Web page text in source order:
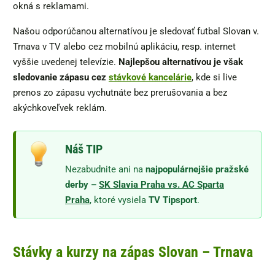
okná s reklamami.
Našou odporúčanou alternatívou je sledovať futbal Slovan v.
Trnava v TV alebo cez mobilnú aplikáciu, resp. internet
vyššie uvedenej televízie. Najlepšou alternatívou je však
sledovanie zápasu cez stávkové kancelárie, kde si live
prenos zo zápasu vychutnáte bez prerušovania a bez
akýchkoveľvek reklám.
Náš TIP
Nezabudnite ani na najpopulárnejšie pražské
derby – SK Slavia Praha vs. AC Sparta
Praha, ktoré vysiela TV Tipsport.
Stávky a kurzy na zápas Slovan – Trnava